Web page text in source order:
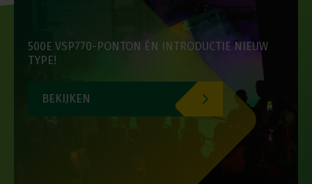
500E VSP770-PONTON ÉN INTRODUCTIE NIEUW
TYPE!
BEKIJKEN